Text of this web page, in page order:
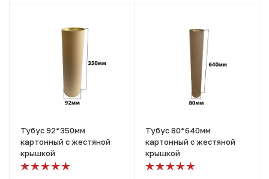
Тубус 92*350мм
картонный с жестяной
крышкой
Тубус 80*640мм
картонный с жестяной
крышкой